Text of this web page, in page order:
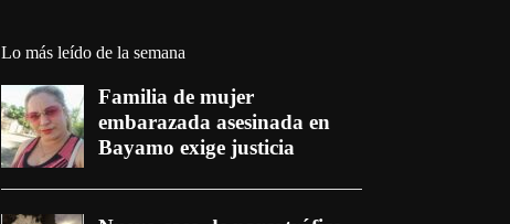
Lo más leído de la semana